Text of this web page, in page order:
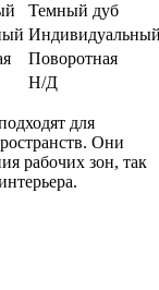
Темный дуб
Поворотная
Н/Д
для
Они
рабочих зон, так